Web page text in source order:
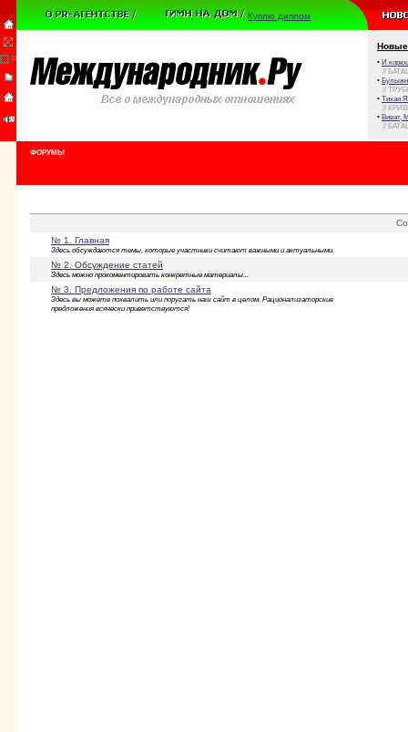
Куплю диплом
Новые
• И
//
•
//
• Тихая
//
• Виват,
//
ФОРУМЫ
№ 1. Главная
Здесь обсуждаются темы, которые участники считают важными и актуальными.
№ 2. Обсуждение статей
Здесь можно прокоментировать конкретные материалы...
№ 3. Предложения по работе сайта
Здесь вы можете похвалить или поругать наш сайт в целом. Рационализаторские
предложения всячески приветствуются!